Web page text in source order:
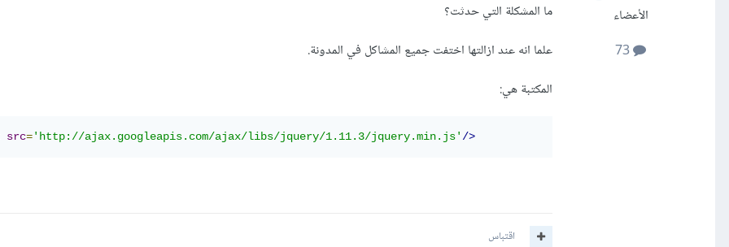
الأعضاء
ما المشكلة التي حدثت؟
علما انه عند ازالتها اختفت جميع المشاكل في المدونة.
المكتبة هي:
src='http://ajax.googleapis.com/ajax/libs/jquery/1.11.3/jquery.min.js' />
اقتباس